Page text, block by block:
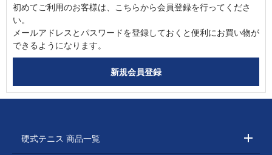
初めてご利用のお客様は、こちらから会員登録を行ってくださ
い。
メールアドレスとパスワードを登録しておくと便利にお買い物が
できるようになります。
硬式テニス 商品一覧